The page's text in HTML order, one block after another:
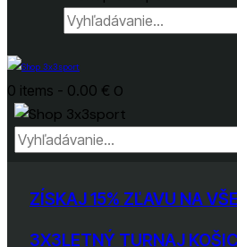
0 items - 0.00 € 0
ZÍSKAJ 15% ZĽAVU NA
3X3LETNÝ TURNAJ